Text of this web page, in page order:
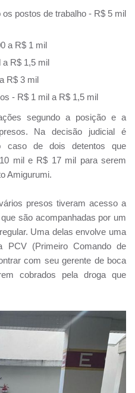
postos de trabalho - R$ 5 mil
a R$ 1 mil
R$ 1,5 mil
R$ 3 mil
- R$ 1 mil a R$ 1,5 mil
segundo a posição e a
Na decisão judicial é
caso de dois detentos que
mil e R$ 17 mil para serem
Amigurumi.
presos tiveram acesso a
são acompanhadas por um
Uma delas envolve uma
PCV (Primeiro Comando de
com seu gerente de boca
cobrados pela droga que